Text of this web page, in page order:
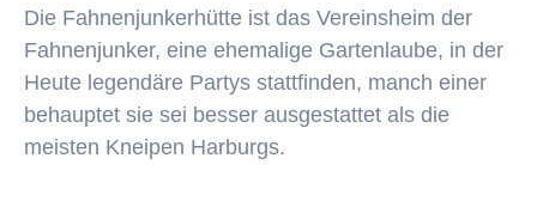
Die Fahnenjunkerhütte ist das Vereinsheim der
Fahnenjunker, eine ehemalige Gartenlaube, in der
Heute legendäre Partys stattfinden, manch einer
behauptet sie sei besser ausgestattet als die
meisten Kneipen Harburgs.